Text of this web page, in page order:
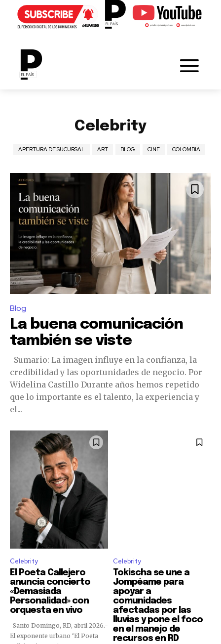
Celebrity
APERTURA DE SUCURSAL ART BLOG CINE COLOMBIA
Blog
La buena comunicación
también se viste
credibilidad y las oportunidades de negocio. Por
Widelina Castillo Durante años hemos repetido
que lo importante es el talento, la experiencia y
el...
Celebrity
El Poeta Callejero
anuncia concierto
«Demasiada
Personalidad» con
orquesta en vivo
El exponente urbano ‘El Poeta
Celebrity
Tokischa se une a
Jompéame para
apoyar a
comunidades
afectadas por las
lluvias y pone el foco
en el manejo de
recursos en RD